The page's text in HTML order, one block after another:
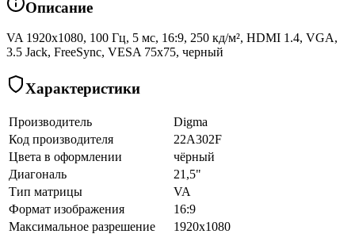
Описание
VA 1920x1080, 100 Гц, 5 мс, 16:9, 250 кд/м², HDMI 1.4, VGA,
3.5 Jack, FreeSync, VESA 75х75, черный
Характеристики
Производитель
Digma
Код производителя
22A302F
Цвета в оформлении
чёрный
Диагональ
21,5"
Тип матрицы
VA
Формат изображения
16:9
Максимальное разрешение
1920x1080